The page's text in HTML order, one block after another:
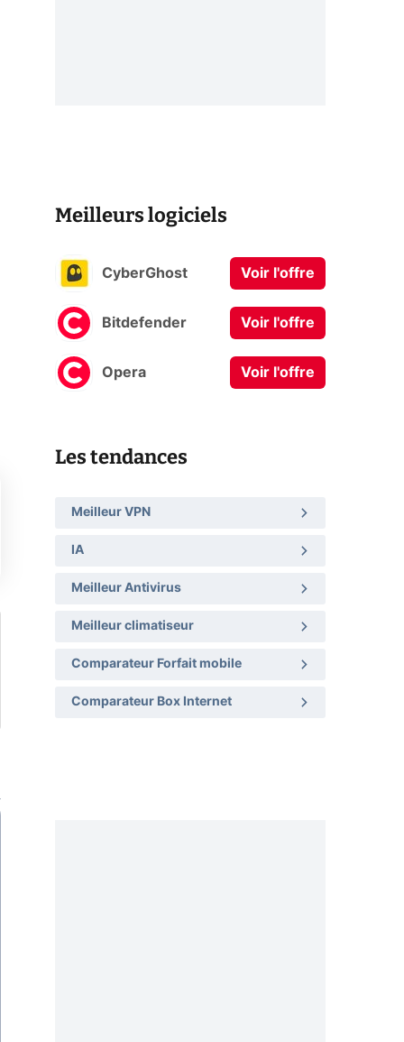
Meilleurs logiciels
CyberGhost Voir l'offre
Bitdefender Voir l'offre
Opera Voir l'offre
Les tendances
Meilleur VPN
IA
Meilleur Antivirus
Meilleur climatiseur
Comparateur Forfait mobile
Comparateur Box Internet